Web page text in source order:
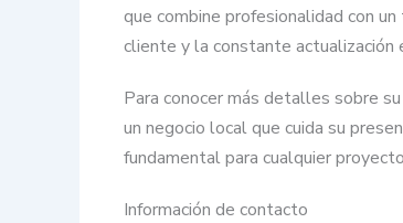
que combine profesionalidad con
cliente y la constante actualización
Para conocer más detalles sobre
un negocio local que cuida su
fundamental para cualquier
Información de contacto